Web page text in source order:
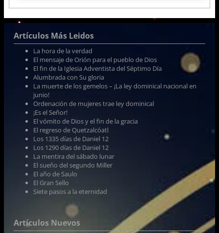
Artículos Más Leidos
La hora de la verdad
El mensaje de Orión para el pueblo de Dios
El fin de la Iglesia Adventista del Séptimo Día
Alumbrada con Su gloria
La muerte de los gemelos – ¡La ley dominical nacional en
junio!
Ordenación de mujeres trae ley dominical
¡Es el Señor!
El vómito de Dios y el fin de la gracia
El regreso de Quetzalcóatl
Los 1335 días de Daniel 12
Los 1290 días de Daniel 12
La mentira del sábado lunar
El sueño del segundo Miller
El año de Saulo
El Gran Sello
Siete pasos a la eternidad
Artículos Nuevos